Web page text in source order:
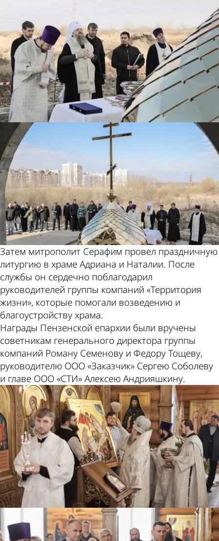
Затем митрополит Серафим провел праздничную
литургию в храме Адриана и Наталии. После
службы он сердечно поблагодарил
руководителей группы компаний «Территория
жизни», которые помогали возведению и
благоустройству храма.
Награды Пензенской епархии были вручены
советникам генерального директора группы
компаний Роману Семенову и Федору Тощеву,
руководителю ООО «Заказчик» Сергею Соболеву
и главе ООО «СТИ» Алексею Андрияшкину.